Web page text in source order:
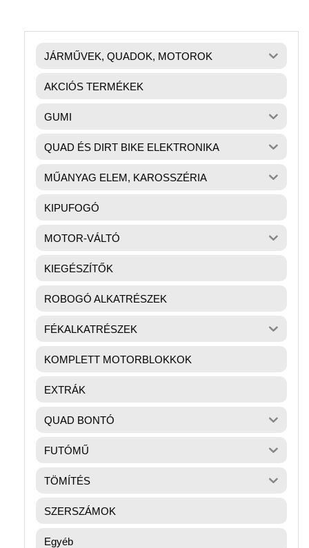
JÁRMŰVEK, QUADOK, MOTOROK
AKCIÓS TERMÉKEK
GUMI
QUAD ÉS DIRT BIKE ELEKTRONIKA
MŰANYAG ELEM, KAROSSZÉRIA
KIPUFOGÓ
MOTOR-VÁLTÓ
KIEGÉSZÍTŐK
ROBOGÓ ALKATRÉSZEK
FÉKALKATRÉSZEK
KOMPLETT MOTORBLOKKOK
EXTRÁK
QUAD BONTÓ
FUTÓMŰ
TÖMÍTÉS
SZERSZÁMOK
Egyéb